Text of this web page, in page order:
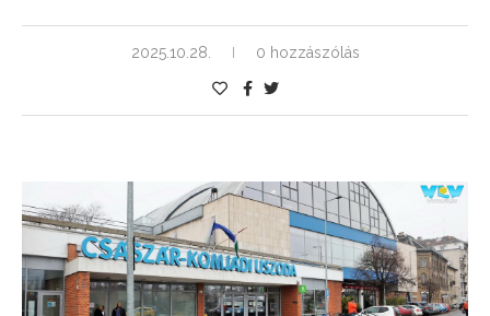
2025.10.28. 0 hozzászólás